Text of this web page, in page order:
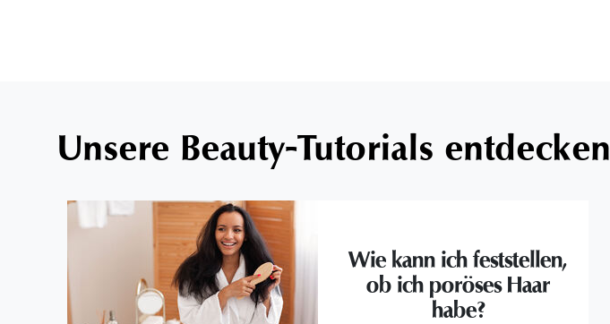
Unsere Beauty-Tutorials entdecken
Wie kann ich feststellen,
ob ich poröses Haar
habe?